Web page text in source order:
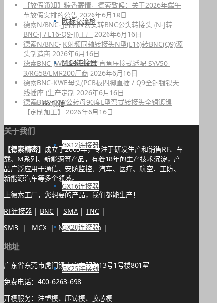
欧标交流枪
MC4连接器
GX航插
GX12连接器
GX16连接器
GX20连接器
GX25连接器
【放假通知】粽香寄情，德索致候：关于2026年端午
节放假安排的公告 2026年6月18日
德索N/BNC-JJ纯铜N公头转BNC公头转接头 (N-J转
BNC-J / L16-Q9-JJ)工厂 2026年6月16日
德索N/BNC-JK射频同轴转接头N型(L16)转BNC(Q9)源
头制造商 2026年6月16日
德索BNC-JW-3弯公头90°直角压接式适配 SYV50-
3/RG58/LMR200厂商 2026年6月16日
德索BNC-KWE母头(PCB板四脚直插 / Q9全铜镀镍天
线插座 )生产定制 2026年6月16日
德索BNC-JKW公转母90度L型弯式转接头全铜镀镍
【定制加工】
2026年6月16日
关于我们
【德索精密】 成立于2005年，专注于研发生产和销售RF、车
载、M系列、新能源等产品，有着18年的生产技术沉淀，产
品广泛应用于通信、安防监控、汽车、医疗、航空、工防、
新能源汽车等多个领域。
上德索工厂，您想要的产品，我们都能生产！
RF连接器 | BNC | SMA | TNC |
SMB | MCX | N头|Fakra |
地址
广东省东莞市虎门镇大宁文明路13号1号楼801室
免费电话：400-6263-698
开模服务：注塑模、压铸模、胶芯模